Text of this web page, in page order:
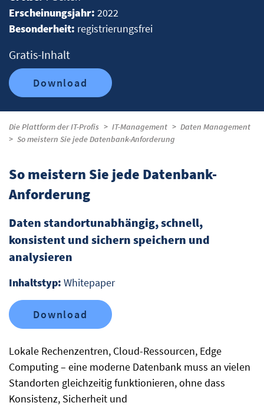
Erscheinungsjahr: 2022
Besonderheit: registrierungsfrei
Gratis-Inhalt
Download
Die Plattform der IT-Profis IT-Management
Daten Management
So meistern Sie jede Datenbank-Anforderung
Lokale Rechenzentren, Cloud-Ressourcen, Edge
Computing – eine moderne Datenbank muss an vielen
Standorten gleichzeitig funktionieren, ohne dass
Konsistenz, Sicherheit und
So meistern Sie jede Datenbank-
Anforderung
Daten standortunabhängig, schnell,
konsistent und sichern speichern und
analysieren
Inhaltstyp: Whitepaper
Download